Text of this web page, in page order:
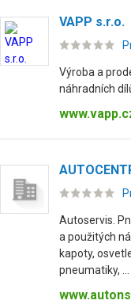
VAPP s.r.o.
Výroba a
náhradních
Autoservis.
a použitých
kapoty,
pneumatiky, ...